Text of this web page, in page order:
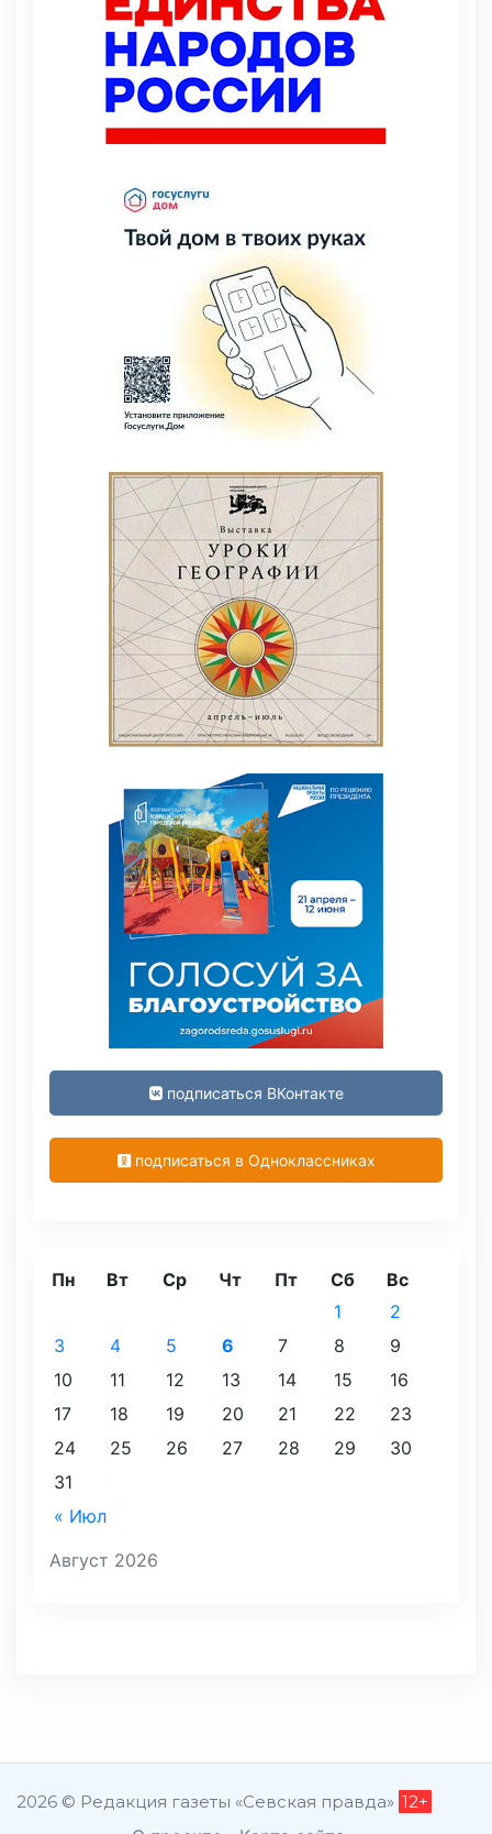
подписаться ВКонтакте
подписаться в Одноклассниках
Август 2026
Пн Вт Ср Чт Пт Сб Вс
« Июл
1
2
3
4 5 6 7 8
9
10
11 12 13 14 15
16
17
18 19 20 21 22
23
24
25 26 27 28 29
30
31
2026 © Редакция газеты «Севская правда» 12+